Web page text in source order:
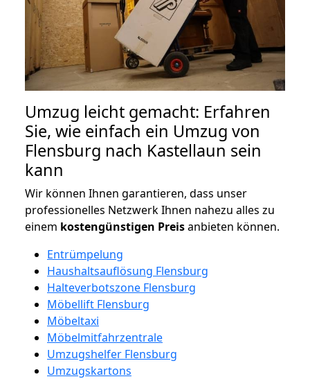
Umzug leicht gemacht: Erfahren
Sie, wie einfach ein Umzug von
Flensburg nach Kastellaun sein
kann
Wir können Ihnen garantieren, dass unser
professionelles Netzwerk Ihnen nahezu alles zu
einem kostengünstigen Preisanbieten können.
Entrümpelung
Haushaltsauflösung Flensburg
Halteverbotszone Flensburg
Möbellift Flensburg
Möbeltaxi
Möbelmitfahrzentrale
Umzugshelfer Flensburg
Umzugskartons